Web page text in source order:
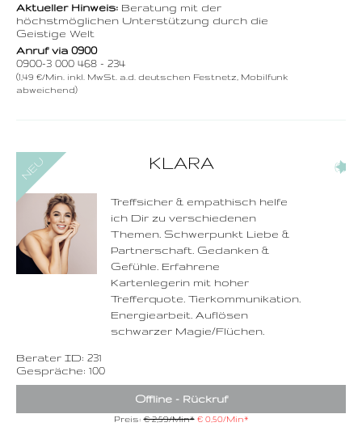
Aktueller Hinweis: Beratung mit der
höchstmöglichen Unterstützung durch die
Geistige Welt
Anruf via 0900
0900-3 000 468 - 234
(1,49 €/Min. inkl. MwSt. a.d. deutschen Festnetz, Mobilfunk
abweichend)
KLARA (9)
Treffsicher & empathisch helfe
ich Dir zu verschiedenen
Themen. Schwerpunkt Liebe &
Partnerschaft. Gedanken &
Gefühle. Erfahrene
Kartenlegerin mit hoher
Trefferquote. Tierkommunikation.
Energiearbeit. Auflösen
schwarzer Magie/Flüchen.
Berater ID: 231
Gespräche: 100
Offline - Rückruf
Preis:€ 2,59/Min* € 0,50/Min*
0900-3 000 468 - 231
1,49 €/Min. inkl. MwSt.
Wählen Sie diese
Rufnummer inklusive
dem Beratercode
Zurück